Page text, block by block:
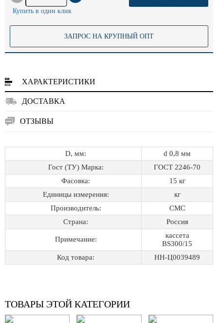
Купить в один клик
ЗАПРОС НА КРУПНЫЙ ОПТ
ХАРАКТЕРИСТИКИ
ДОСТАВКА
ОТЗЫВЫ
D, мм:
d 0,8 мм
Гост (ТУ) Марка:
ГОСТ 2246-70
Фасовка:
15 кг
Единицы измерения:
кг
Производитель:
СМС
Страна:
Россия
Примечание:
кассета
BS300/15
Код товара:
НН-Ц0039489
ТОВАРЫ ЭТОЙ КАТЕГОРИИ